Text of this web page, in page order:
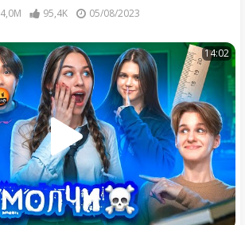
4,0M 95,4K 05/08/2023
14:02